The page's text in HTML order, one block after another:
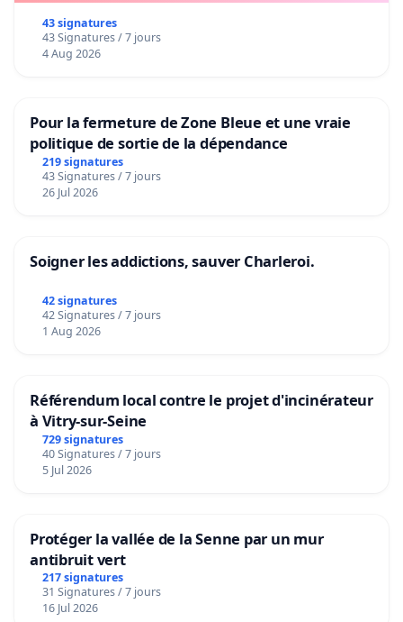
43 signatures
43 Signatures / 7 jours
4 Aug 2026
Pour la fermeture de Zone Bleue et une vraie
politique de sortie de la dépendance
219 signatures
43 Signatures / 7 jours
26 Jul 2026
Soigner les addictions, sauver Charleroi.
42 signatures
42 Signatures / 7 jours
1 Aug 2026
Référendum local contre le projet d'incinérateur
à Vitry-sur-Seine
729 signatures
40 Signatures / 7 jours
5 Jul 2026
Protéger la vallée de la Senne par un mur
antibruit vert
217 signatures
31 Signatures / 7 jours
16 Jul 2026